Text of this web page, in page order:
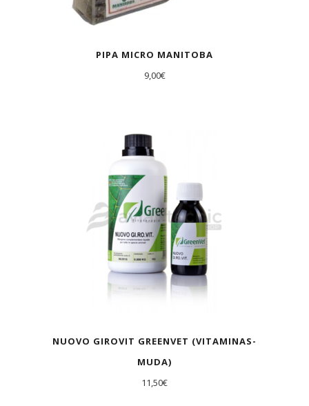
PIPA MICRO MANITOBA
9,00€
NUOVO GIROVIT GREENVET (VITAMINAS-
MUDA)
11,50€